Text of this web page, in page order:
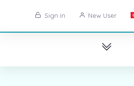
Sign in New User